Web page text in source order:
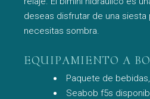
deseas disfrutar de una siesta
necesitas sombra.
EQUIPAMIENTO A
Paquete de
Seabob f5s